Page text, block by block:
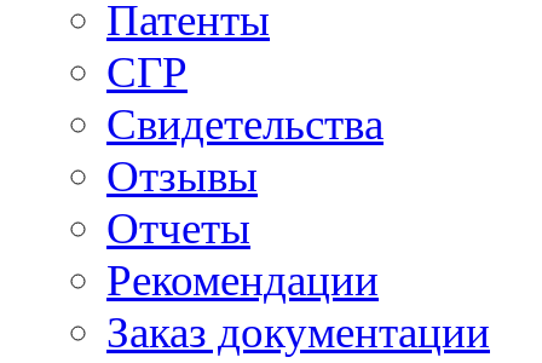
Патенты
СГР
Свидетельства
Отзывы
Отчеты
Рекомендации
Заказ документации